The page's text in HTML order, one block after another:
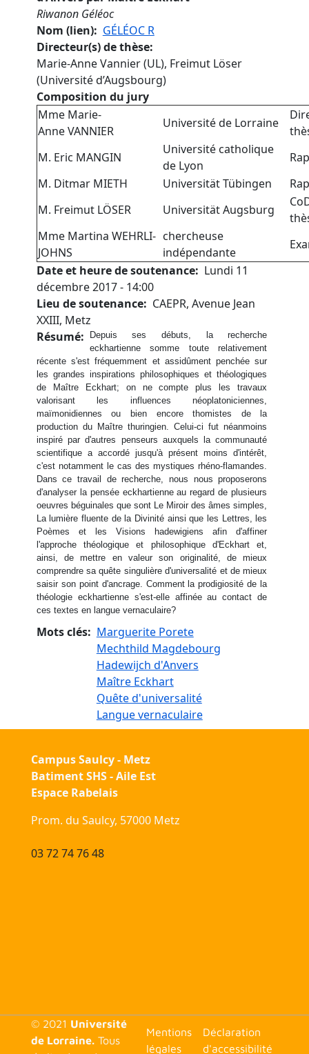
Riwanon Géléoc
Nom (lien)
GÉLÉOC R
Directeur(s) de thèse
Marie-Anne Vannier (UL), Freimut Löser
(Université d’Augsbourg)
Composition du jury
Mme Marie-
Anne VANNIER
Université de Lorraine
M. Eric MANGIN
Université catholique
de Lyon
M. Ditmar MIETH
Universität Tübingen
M. Freimut LÖSER
Universität Augsburg
Mme Martina WEHRLI-
JOHNS
chercheuse
indépendante
Date et heure de soutenance
Lundi 11
décembre 2017 - 14:00
Lieu de soutenance
CAEPR, Avenue Jean
XXIII, Metz
Résumé
Depuis ses débuts, la recherche
eckhartienne somme toute relativement
récente s'est fréquemment et assidûment penchée sur
les grandes inspirations philosophiques et théologiques
de Maître Eckhart; on ne compte plus les travaux
valorisant les influences néoplatoniciennes,
maïmonidiennes ou bien encore thomistes de la
production du Maître thuringien. Celui-ci fut néanmoins
inspiré par d'autres penseurs auxquels la communauté
scientifique a accordé jusqu'à présent moins d'intérêt,
c'est notamment le cas des mystiques rhéno-flamandes.
Dans ce travail de recherche, nous nous proposerons
d'analyser la pensée eckhartienne au regard de plusieurs
oeuvres béguinales que sont Le Miroir des âmes simples,
La lumière fluente de la Divinité ainsi que les Lettres, les
Poèmes et les Visions hadewigiens afin d'affiner
l'approche théologique et philosophique d'Eckhart et,
ainsi, de mettre en valeur son originalité, de mieux
comprendre sa quête singulière d'universalité et de mieux
saisir son point d'ancrage. Comment la prodigiosité de la
théologie eckhartienne s'est-elle affinée au contact de
ces textes en langue vernaculaire?
Mots clés
Marguerite Porete
Mechthild Magdebourg
Hadewijch d'Anvers
Maître Eckhart
Quête d'universalité
Langue vernaculaire
Campus Saulcy - Metz
Batiment SHS - Aile Est
Espace Rabelais
Prom. du Saulcy, 57000 Metz
03 72 74 76 48
© 2021 Université
de Lorraine.Tous
<none>
Mentions
légales
Déclaration
d'accessibilité